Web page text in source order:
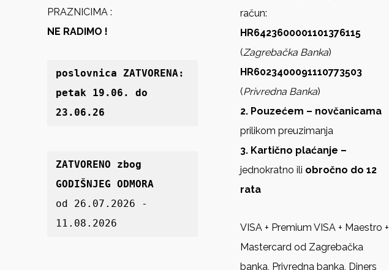
PRAZNICIMA :
NE RADIMO !
poslovnica ZATVORENA:
petak 19 .06. do
23.06.26
ZATVORENO zbog
GODIŠNJEG ODMORA
od 26.07.2026 -
11.08.2026
račun:
HR6423600001101376115
(Zagrebačka Banka)
HR6023400091110773503
(Privredna Banka)
2. Pouzećem – novčanicama
prilikom preuzimanja
3. Kartično plaćanje –
jednokratno ili obročno do 12
rata
VISA + Premium VISA + Maestro +
Mastercard od Zagrebačka
banka, Privredna banka, Diners